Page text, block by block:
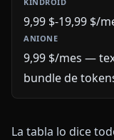
9,99 $-19,99 $/
9,99 $/mes —
bundle de
La tabla lo dice